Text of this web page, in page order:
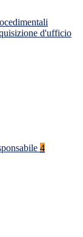
d'ufficio
4